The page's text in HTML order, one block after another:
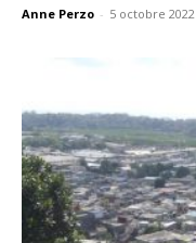
Anne Perzo - 5 octobre 2022